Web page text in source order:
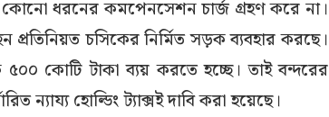
ধরনের কমপেনসেশন চার্জ গ্রহণ করে না।
চসিকের নির্মিত সড়ক ব্যবহার করছে।
কোটি টাকা ব্যয় করতে হচ্ছে। তাই বন্দরের
ন্যায্য হোল্ডিং ট্যাক্সই দাবি করা হয়েছে।